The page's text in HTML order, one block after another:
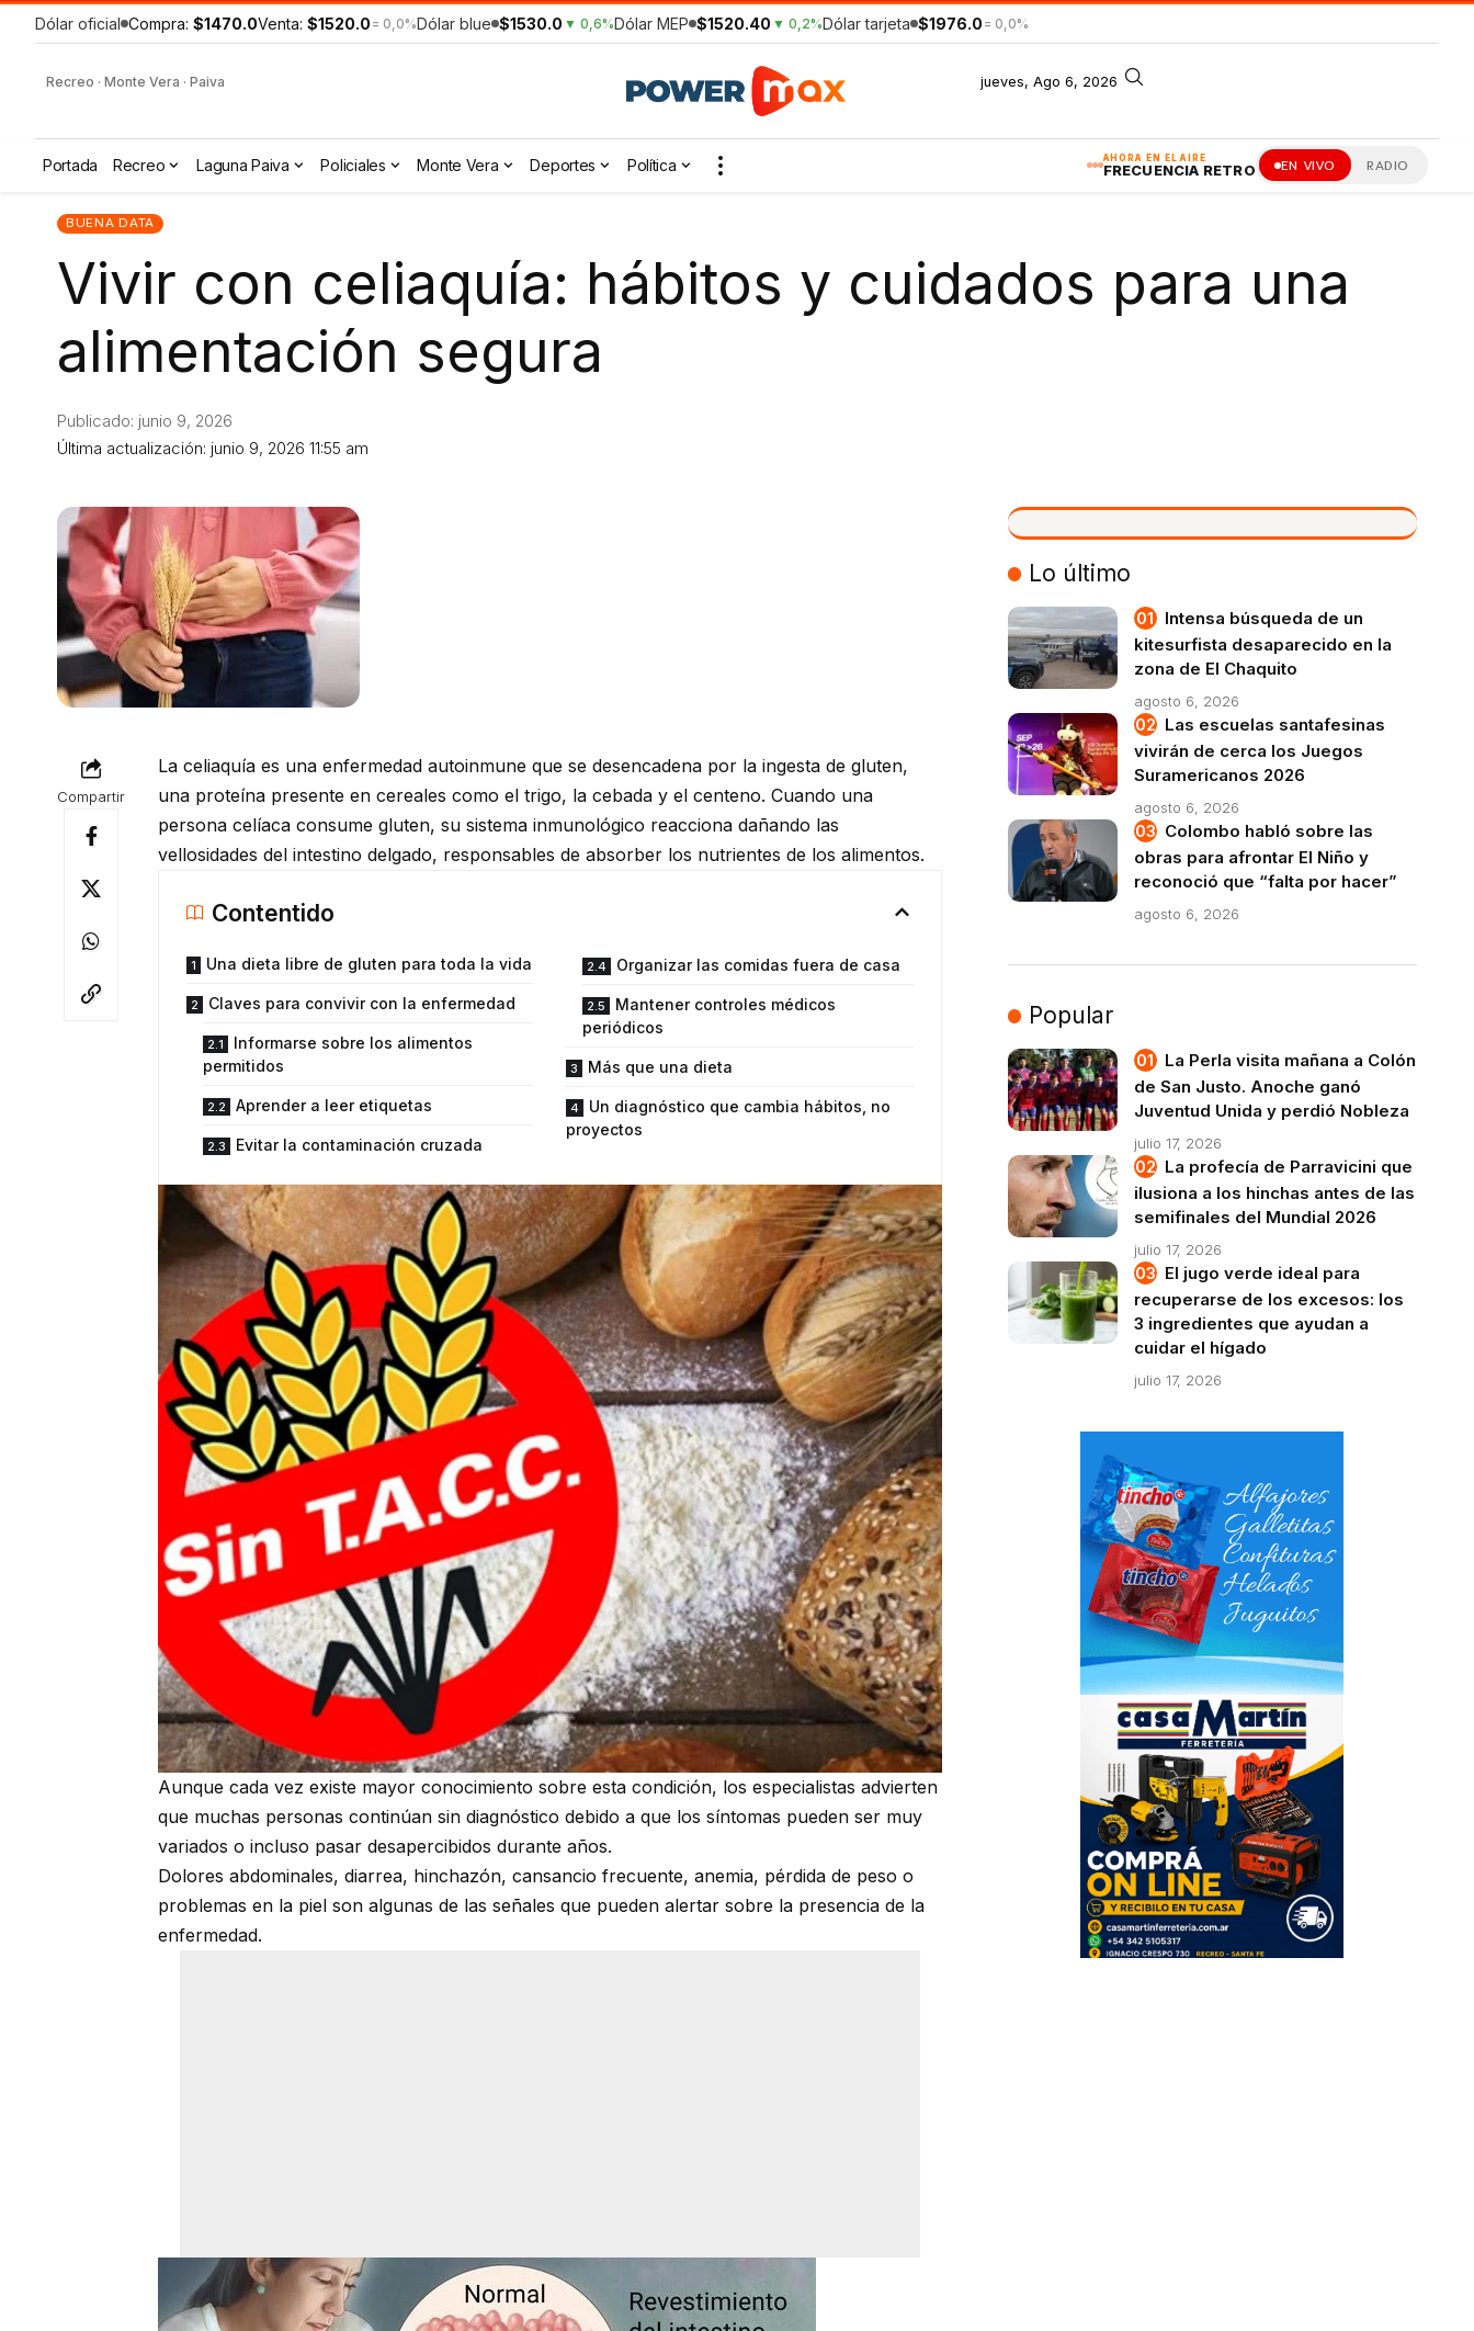
Dólar oficial Compra: $1470.0Venta: $1520.0 = 0,0%Dólar blue $1530.0 ▼ 0,6%Dólar MEP $1520.40 ▼ 0,2%Dólar tarjeta $1976.0 = 0,0%
Recreo · Monte Vera · Paiva jueves, Ago 6, 2026
AHORA EN EL AIRE
FRECUENCIA RETRO EN VIVO RADIO
Portada Recreo Laguna Paiva Policiales Monte Vera Deportes Política
BUENA DATA
Vivir con celiaquía: hábitos y cuidados para una
alimentación segura
Última actualización: junio 9, 2026 11:55 am
Publicado: junio 9, 2026
Compartir
La celiaquía es una enfermedad autoinmune que se desencadena por la ingesta de gluten,
una proteína presente en cereales como el trigo, la cebada y el centeno. Cuando una
persona celíaca consume gluten, su sistema inmunológico reacciona dañando las
vellosidades del intestino delgado, responsables de absorber los nutrientes de los alimentos.
Contentido
Una dieta libre de gluten para toda la vida
Claves para convivir con la enfermedad
Informarse sobre los alimentos
permitidos
Aprender a leer etiquetas
Evitar la contaminación cruzada
Organizar las comidas fuera de casa
Mantener controles médicos
periódicos
Más que una dieta
Un diagnóstico que cambia hábitos, no
proyectos
Aunque cada vez existe mayor conocimiento sobre esta condición, los especialistas advierten
que muchas personas continúan sin diagnóstico debido a que los síntomas pueden ser muy
variados o incluso pasar desapercibidos durante años.
Dolores abdominales, diarrea, hinchazón, cansancio frecuente, anemia, pérdida de peso o
problemas en la piel son algunas de las señales que pueden alertar sobre la presencia de la
enfermedad.
VIVO
Lo último
Intensa búsqueda de un
kitesurfista desaparecido en la
zona de El Chaquito
agosto 6, 2026
Las escuelas santafesinas
vivirán de cerca los Juegos
Suramericanos 2026
agosto 6, 2026
Colombo habló sobre las
obras para afrontar El Niño y
reconoció que “falta por hacer”
agosto 6, 2026
Popular
La Perla visita mañana a Colón
de San Justo. Anoche ganó
Juventud Unida y perdió Nobleza
julio 17, 2026
La profecía de Parravicini que
ilusiona a los hinchas antes de las
semifinales del Mundial 2026
julio 17, 2026
El jugo verde ideal para
recuperarse de los excesos: los
3 ingredientes que ayudan a
cuidar el hígado
julio 17, 2026